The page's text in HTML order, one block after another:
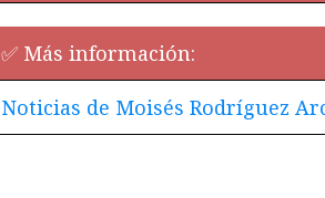
✅ Más información:
Noticias de Moisés Rodríguez